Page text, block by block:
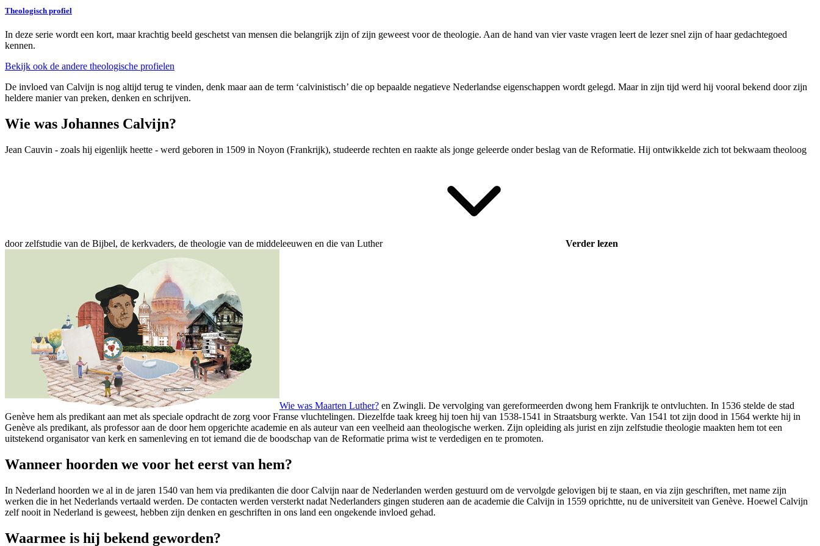
Theologisch profiel
In deze serie wordt een kort, maar krachtig beeld geschetst van mensen die belangrijk zijn of zijn geweest voor de theologie. Aan de hand van vier vaste vragen leert de lezer snel zijn of haar gedachtegoed
kennen.
Bekijk ook de andere theologische profielen
De invloed van Calvijn is nog altijd terug te vinden, denk maar aan de term ‘calvinistisch’ die op bepaalde negatieve Nederlandse eigenschappen wordt gelegd. Maar in zijn tijd werd hij vooral bekend door zijn
heldere manier van preken, denken en schrijven.
Wie was Johannes Calvijn?
Jean Cauvin - zoals hij eigenlijk heette - werd geboren in 1509 in Noyon (Frankrijk), studeerde rechten en raakte als jonge geleerde onder beslag van de Reformatie. Hij ontwikkelde zich tot bekwaam theoloog
door zelfstudie van de Bijbel, de kerkvaders, de theologie van de middeleeuwen en die van Luther Verder lezen
Wie was Maarten Luther? en Zwingli. De vervolging van gereformeerden dwong hem Frankrijk te ontvluchten. In 1536 stelde de stad
Genève hem als predikant aan met als speciale opdracht de zorg voor Franse vluchtelingen. Diezelfde taak kreeg hij toen hij van 1538-1541 in Straatsburg werkte. Van 1541 tot zijn dood in 1564 werkte hij in
Genève als predikant, als professor aan de door hem opgerichte academie en als auteur van een veelheid aan theologische werken. Zijn opleiding als jurist en zijn zelfstudie theologie maakten hem tot een
uitstekend organisator van kerk en samenleving en tot iemand die de boodschap van de Reformatie prima wist te verdedigen en te promoten.
Wanneer hoorden we voor het eerst van hem?
In Nederland hoorden we al in de jaren 1540 van hem via predikanten die door Calvijn naar de Nederlanden werden gestuurd om de vervolgde gelovigen bij te staan, en via zijn geschriften, met name zijn
werken die in het Nederlands vertaald werden. De contacten werden versterkt nadat Nederlanders gingen studeren aan de academie die Calvijn in 1559 oprichtte, nu de universiteit van Genève. Hoewel Calvijn
zelf nooit in Nederland is geweest, hebben zijn denken en geschriften in ons land een ongekende invloed gehad.
Waarmee is hij bekend geworden?